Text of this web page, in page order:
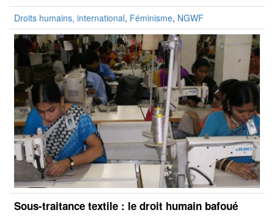
Droits humains, international, Féminisme, NGWF
Sous-traitance textile : le droit humain bafoué